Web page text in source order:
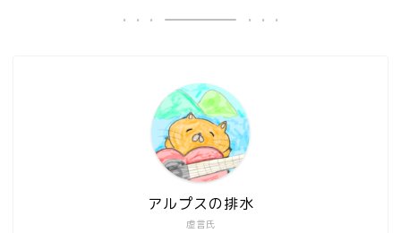
虚言氏
アルプスの排水